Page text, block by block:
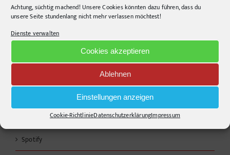
Achtung, süchtig machend! Unsere Cookies könnten dazu führen, dass du
unsere Seite stundenlang nicht mehr verlassen möchtest!
Dienste verwalten
Cookies akzeptieren
Ablehnen
Einstellungen anzeigen
Cookie-RichtlinieDatenschutzerklärungImpressum
Helferlein
Links
RSS – Beiträge
Apple Podcast
Spotify